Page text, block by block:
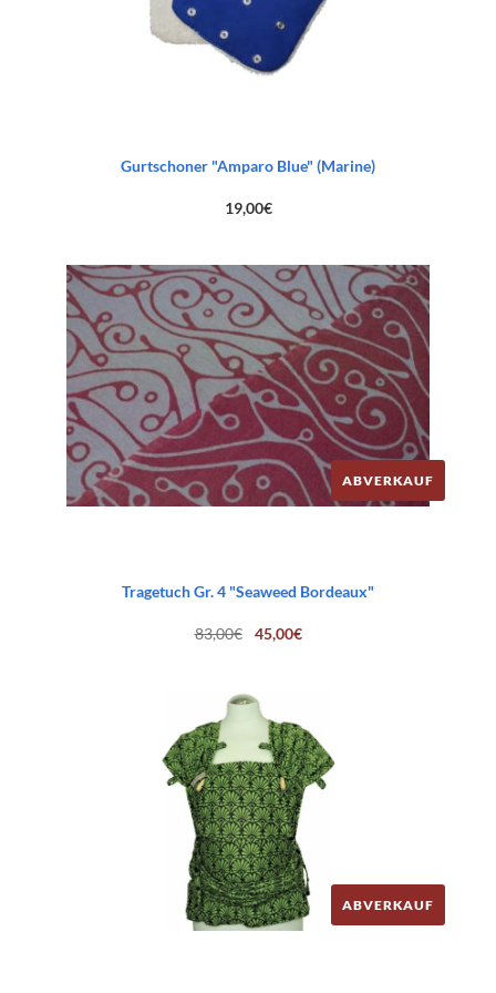
Gurtschoner "Amparo Blue" (Marine)
19,00€
ABVERKAUF
Tragetuch Gr. 4 "Seaweed Bordeaux"
83,00€
Ursprünglicher
Preis
45,00€Aktueller
ABVERKAUF